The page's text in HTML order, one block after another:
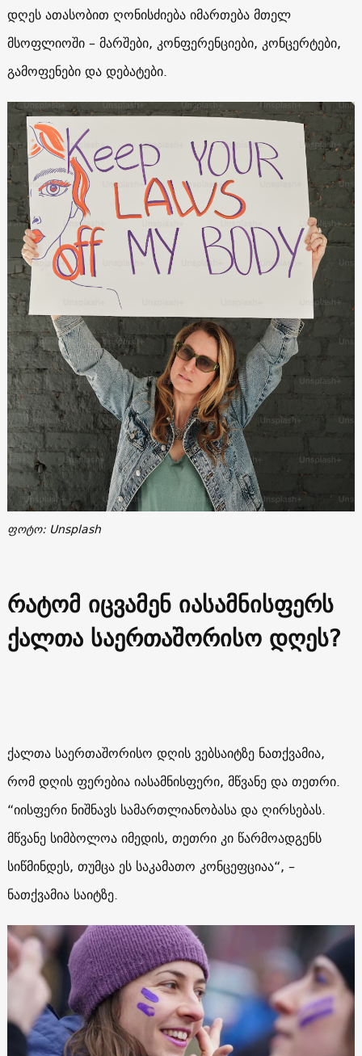
დღეს ათასობით ღონისძიება იმართება მთელ
მსოფლიოში – მარშები, კონფერენციები, კონცერტები,
გამოფენები და დებატები.
ფოტო: Unsplash
რატომ იცვამენ იასამნისფერს
ქალთა საერთაშორისო დღეს?
ქალთა საერთაშორისო დღის ვებსაიტზე ნათქვამია,
რომ დღის ფერებია იასამნისფერი, მწვანე და თეთრი.
“იისფერი ნიშნავს სამართლიანობასა და ღირსებას.
მწვანე სიმბოლოა იმედის, თეთრი კი წარმოადგენს
სიწმინდეს, თუმცა ეს საკამათო კონცეფციაა“, –
ნათქვამია საიტზე.